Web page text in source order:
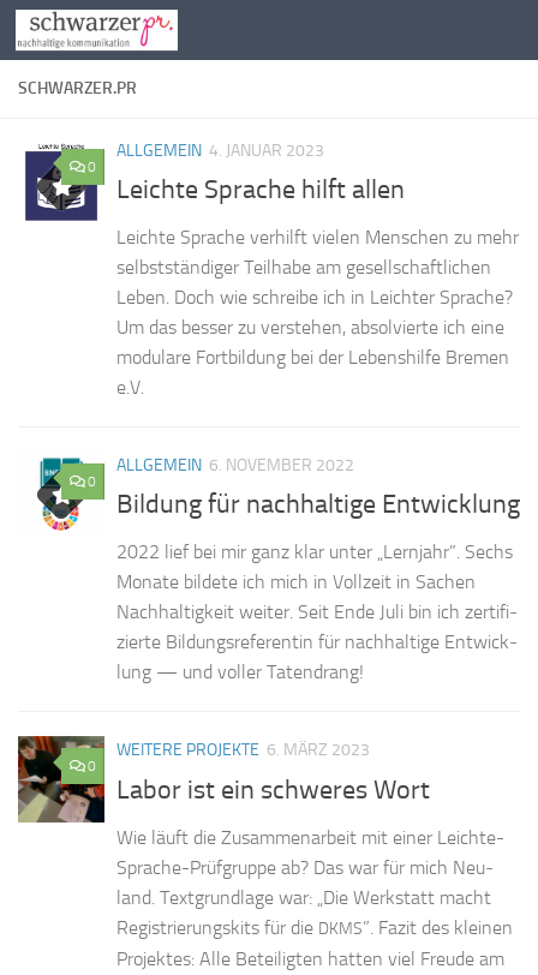
Zum Inhalt springen
SCHWARZER.PR
0
ALLGEMEIN 4. JANUAR 2023
Leichte Sprache hilft allen
Leich­te Spra­che ver­hilft vie­len Men­schen zu mehr
selbst­stän­di­ger Teil­ha­be am ge­sell­schaft­li­chen
Le­ben. Doch wie schrei­be ich in Leich­ter Spra­che?
Um das bes­ser zu ver­ste­hen, ab­sol­vier­te ich eine
mo­du­la­re Fort­bil­dung bei der Le­bens­hil­fe Bre­men
e.V.
0
ALLGEMEIN 6. NOVEMBER 2022
Bildung für nachhaltige Entwicklung
2022 lief bei mir ganz klar un­ter „Lern­jahr”. Sechs
Mo­na­te bil­de­te ich mich in Voll­zeit in Sa­chen
Nach­hal­tig­keit wei­ter. Seit Ende Juli bin ich zer­ti­fi­
zier­te Bil­dungs­re­fe­ren­tin für nach­hal­ti­ge Ent­wick­
lung — und vol­ler Tatendrang!
0
WEITERE PROJEKTE 6. MÄRZ 2023
Labor ist ein schweres Wort
Wie läuft die Zu­sam­men­ar­beit mit ei­ner Leich­­te-
Spra­che-Prü­f­­grup­­pe ab? Das war für mich Neu­
land. Text­grund­la­ge war: „Die Werk­statt macht
Re­gis­trie­rungs­kits für die DKMS”. Fa­zit des klei­nen
Pro­jek­tes: Alle Be­tei­lig­ten hat­ten viel Freu­de am